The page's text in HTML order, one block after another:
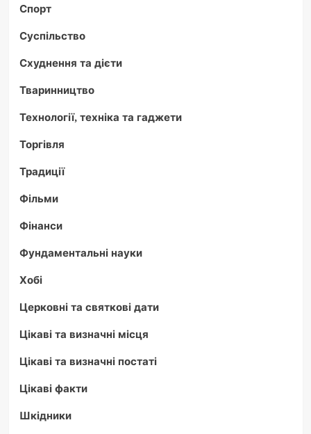
Спорт
Суспільство
Схуднення та дієти
Тваринництво
Технології, техніка та гаджети
Торгівля
Традиції
Фільми
Фінанси
Фундаментальні науки
Хобі
Церковні та святкові дати
Цікаві та визначні місця
Цікаві та визначні постаті
Цікаві факти
Шкідники